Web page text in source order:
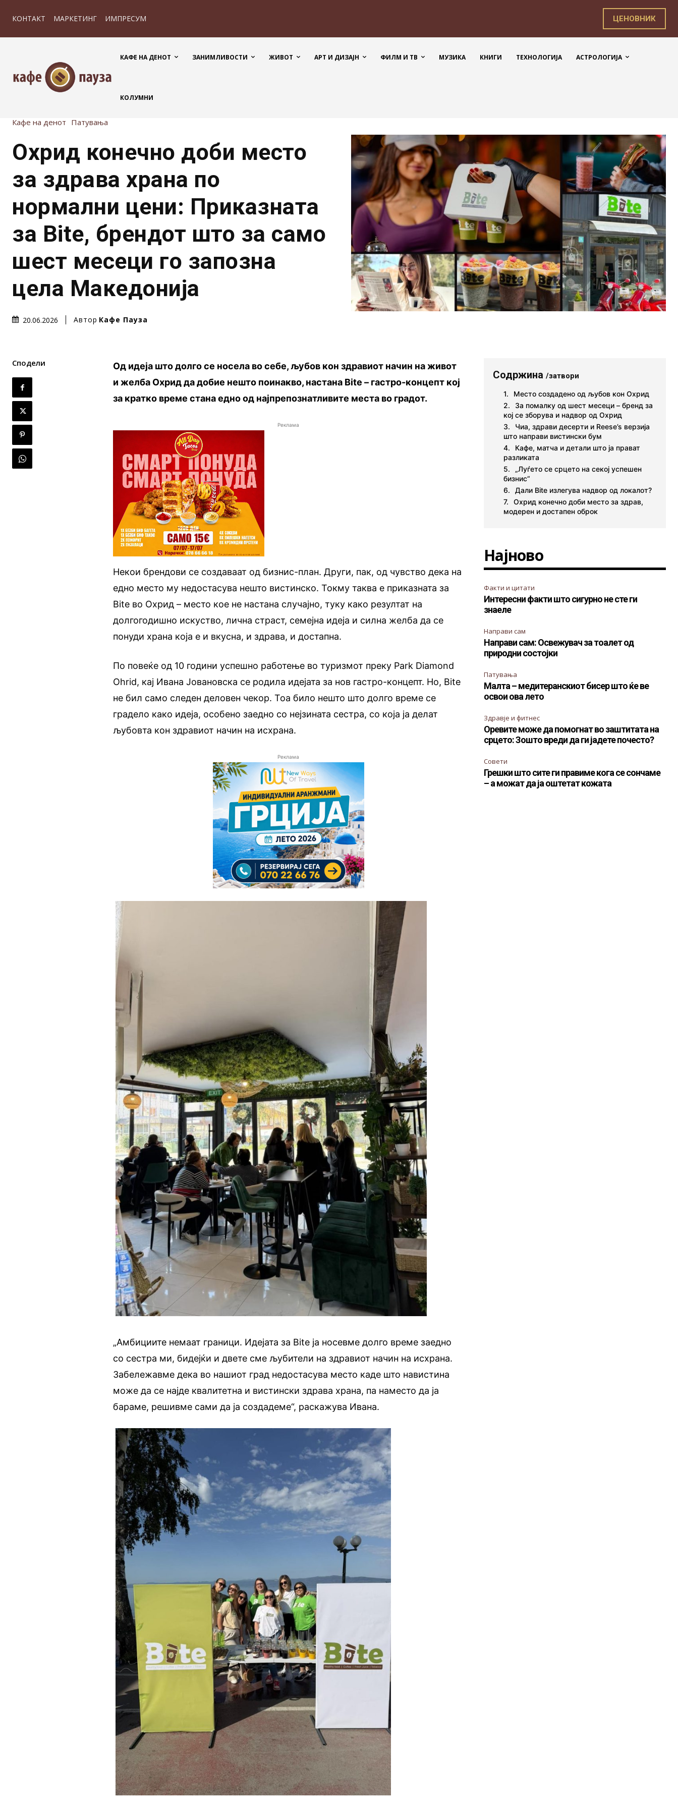
КОНТАКТ МАРКЕТИНГ ИМПРЕСУМ ЦЕНОВНИК
КАФЕ НА ДЕНОТ ЗАНИМЛИВОСТИ ЖИВОТ АРТ И ДИЗАЈН ФИЛМ И ТВ МУЗИКА КНИГИ ТЕХНОЛОГИЈА АСТРОЛОГИЈА
КОЛУМНИ
Кафе на денот Патувања
Охрид конечно доби место
за здрава храна по
нормални цени: Приказната
за Bite, брендот што за само
шест месеци го запозна
цела Македонија
20.06.2026 Автор Кафе Пауза
Сподели
Од идеја што долго се носела во себе, љубов кон здравиот начин на живот
и желба Охрид да добие нешто поинакво, настана Bite – гастро-концепт кој
за кратко време стана едно од најпрепознатливите места во градот.
Реклама
Некои брендови се создаваат од бизнис-план. Други, пак, од чувство дека на
едно место му недостасува нешто вистинско. Токму таква е приказната за
Bite во Охрид – место кое не настана случајно, туку како резултат на
долгогодишно искуство, лична страст, семејна идеја и силна желба да се
понуди храна која е и вкусна, и здрава, и достапна.
По повеќе од 10 години успешно работење во туризмот преку Park Diamond
Ohrid, кај Ивана Јовановска се родила идејата за нов гастро-концепт. Но, Bite
не бил само следен деловен чекор. Тоа било нешто што долго време се
градело како идеја, особено заедно со нејзината сестра, со која ја делат
љубовта кон здравиот начин на исхрана.
Реклама
„Амбициите немаат граници. Идејата за Bite ја носевме долго време заедно
со сестра ми, бидејќи и двете сме љубители на здравиот начин на исхрана.
Забележавме дека во нашиот град недостасува место каде што навистина
може да се најде квалитетна и вистински здрава храна, па наместо да ја
бараме, решивме сами да ја создадеме“, раскажува Ивана.
Содржина/затвори
Место создадено од љубов кон Охрид
За помалку од шест месеци – бренд за
кој се зборува и надвор од Охрид
Чиа, здрави десерти и Reese’s верзија
што направи вистински бум
Кафе, матча и детали што ја прават
разликата
„Луѓето се срцето на секој успешен
бизнис“
Дали Bite излегува надвор од локалот?
Охрид конечно доби место за здрав,
модерен и достапен оброк
Најново
Факти и цитати
Интересни факти што сигурно не сте ги
знаеле
Направи сам
Направи сам: Освежувач за тоалет од
природни состојки
Патувања
Малта – медитеранскиот бисер што ќе ве
освои ова лето
Здравје и фитнес
Оревите може да помогнат во заштитата на
срцето: Зошто вреди да ги јадете почесто?
Совети
Грешки што сите ги правиме кога се сончаме
– а можат да ја оштетат кожата